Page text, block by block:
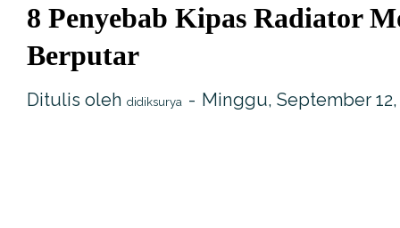
8 Penyebab Kipas Radiator
Berputar
Ditulis oleh didiksurya Minggu, September